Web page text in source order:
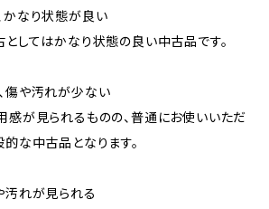
なり状態が良い
してはかなり状態の良い中古品です。
傷や汚れが少ない
感が見られるものの、普通にお使いいただ
な中古品となります。
れが見られる